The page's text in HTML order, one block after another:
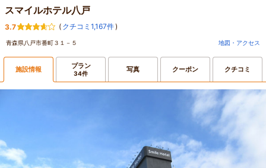
スマイルホテル八戸
3.7 ( クチコミ1,167件)
青森県八戸市番町３１－５ 地図・アクセス
施設情報 プラン
34件 写真 クーポン クチコミ